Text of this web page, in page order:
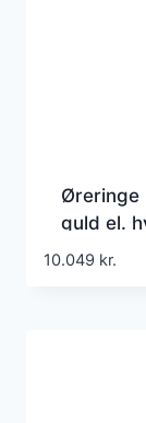
Øreringe
guld el.
grown
10.049 kr.